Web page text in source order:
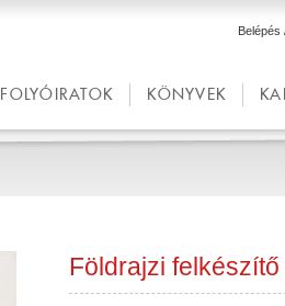
Belépés
FOLYÓIRATOK KÖNYVEK
Földrajzi